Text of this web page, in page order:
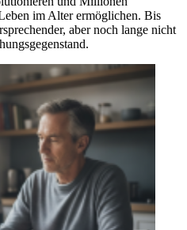
im Alter ermöglichen. Bis
aber noch lange nicht